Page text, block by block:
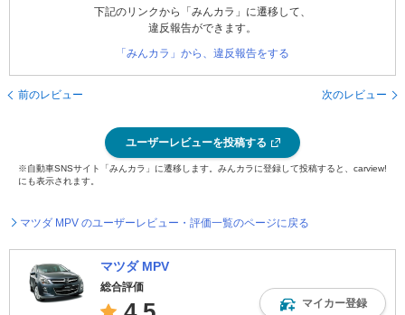
下記のリンクから「みんカラ」に遷移して、
違反報告ができます。
「みんカラ」から、違反報告をする
前のレビュー 次のレビュー
ユーザーレビューを投稿する
※自動車SNSサイト「みんカラ」に遷移します。みんカラに登録して投稿すると、carview!
にも表示されます。
マツダ MPV のユーザーレビュー・評価一覧のページに戻る
マツダ MPV
総合評価
マイカー登録